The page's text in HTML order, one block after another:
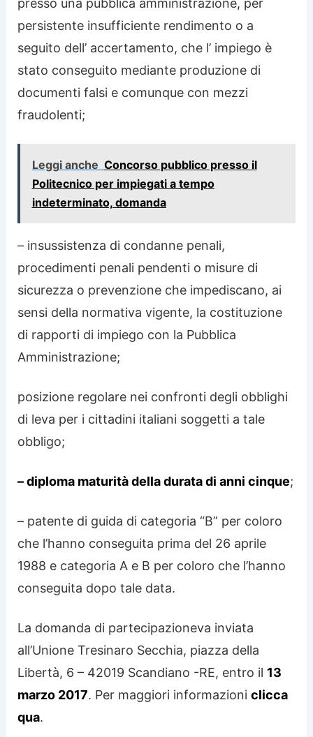
presso una pubblica amministrazione, per
persistente insufficiente rendimento o a
seguito dell’ accertamento, che l’ impiego è
stato conseguito mediante produzione di
documenti falsi e comunque con mezzi
fraudolenti;
Leggi anche Concorso pubblico presso il
Politecnico per impiegati a tempo
indeterminato, domanda
– insussistenza di condanne penali,
procedimenti penali pendenti o misure di
sicurezza o prevenzione che impediscano, ai
sensi della normativa vigente, la costituzione
di rapporti di impiego con la Pubblica
Amministrazione;
posizione regolare nei confronti degli obblighi
di leva per i cittadini italiani soggetti a tale
obbligo;
– diploma maturità della durata di anni cinque;
– patente di guida di categoria “B” per coloro
che l’hanno conseguita prima del 26 aprile
1988 e categoria A e B per coloro che l’hanno
conseguita dopo tale data.
La domanda di partecipazioneva inviata
all’Unione Tresinaro Secchia, piazza della
Libertà, 6 – 42019 Scandiano -RE, entro il 13
marzo 2017. Per maggiori informazioniclicca
qua.